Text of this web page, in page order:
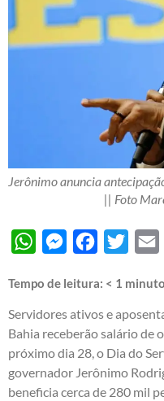
Jerônimo anuncia
|| Foto
WhatsAppMessengerFacebook
Twitter
Tempo de leitura: < 1 minuto
Servidores ativos e
Bahia receberão salário de
próximo dia 28, o Dia do
governador Jerônimo
beneficia cerca de 280 mil